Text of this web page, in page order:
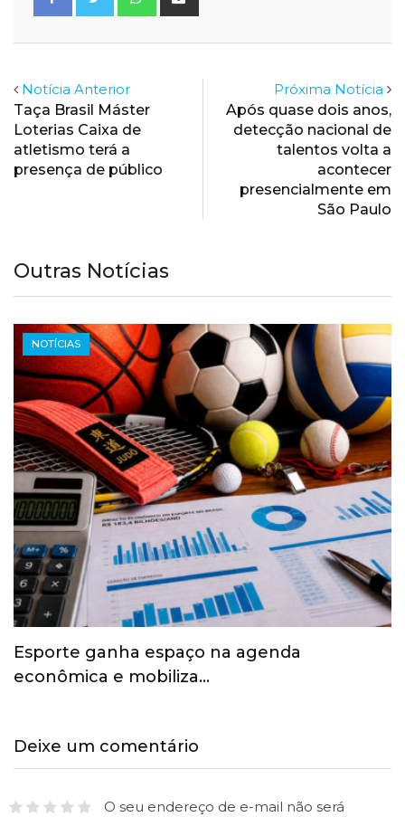
Notícia Anterior
Taça Brasil Máster
Loterias Caixa de
atletismo terá a
presença de público
Próxima Notícia
Após quase dois anos,
detecção nacional de
talentos volta a
acontecer
presencialmente em
São Paulo
Outras Notícias
NOTÍCIAS
Esporte ganha espaço na agenda
econômica e mobiliza…
Deixe um comentário
O seu endereço de e-mail não será